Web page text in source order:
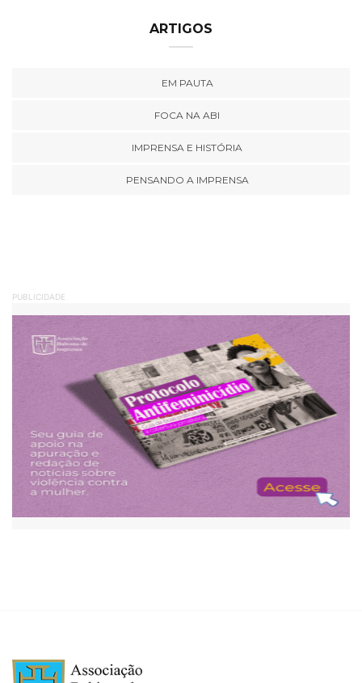
ARTIGOS
EM PAUTA
FOCA NA ABI
IMPRENSA E HISTÓRIA
PENSANDO A IMPRENSA
PUBLICIDADE